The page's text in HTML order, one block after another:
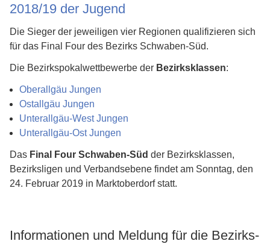
2018/19 der Jugend
Die Sieger der jeweiligen vier Regionen qualifizieren sich
für das Final Four des Bezirks Schwaben-Süd.
Die Bezirkspokalwettbewerbe der Bezirksklassen:
Oberallgäu Jungen
Ostallgäu Jungen
Unterallgäu-West Jungen
Unterallgäu-Ost Jungen
Das Final Four Schwaben-Süd der Bezirksklassen,
Bezirksligen und Verbandsebene findet am Sonntag, den
24. Februar 2019 in Marktoberdorf statt.
Informationen und Meldung für die Bezirks-